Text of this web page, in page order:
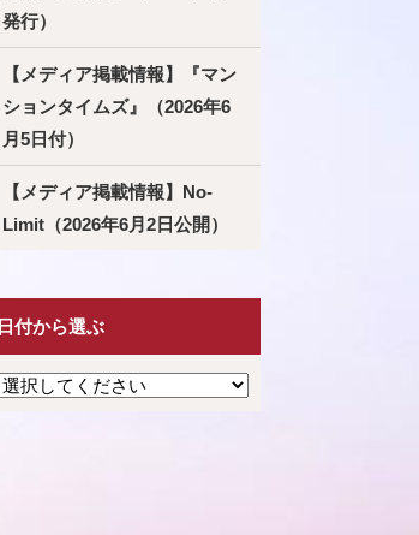
発行）
【メディア掲載情報】『マン
ションタイムズ』（2026年6
月5日付）
【メディア掲載情報】No-
Limit（2026年6月2日公開）
日付から選ぶ